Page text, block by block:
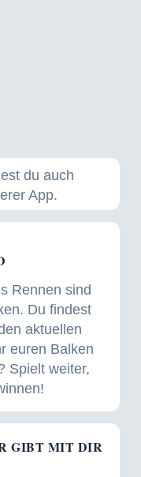
du auch
App.
Rennen sind
Du findest
aktuellen
euren Balken
Spielt weiter,
GIBT MIT DIR